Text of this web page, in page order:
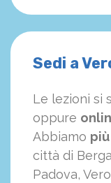
Sedi a
Le lezioni si
oppure
Abbiamo
città di
Padova,